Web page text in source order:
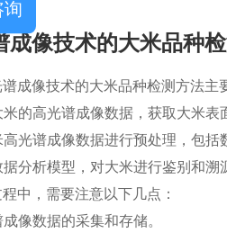
成像技术的大米品种
成像技术的大米品种检测方法主
米的高光谱成像数据，获取大米表
高光谱成像数据进行预处理，包括
分析模型，对大米进行鉴别和溯
中，需要注意以下几点：
像数据的采集和存储。
询